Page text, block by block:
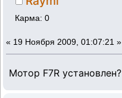
Карма: 0
« 19 Ноября 2009, 01:07:21 »
Мотор F7R установлен?